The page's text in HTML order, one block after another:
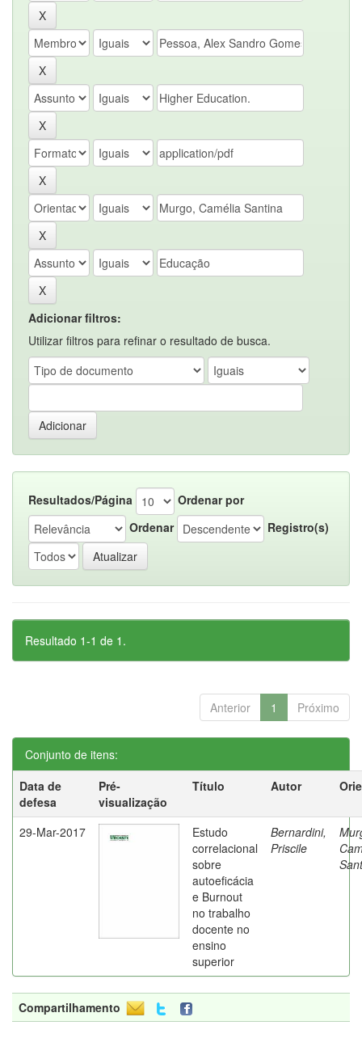
Adicionar filtros:
Utilizar filtros para refinar o resultado de busca.
Resultados/Página
Ordenar por
Ordenar
Registro(s)
Resultado 1-1 de 1.
Anterior 1 Próximo
Conjunto de itens:
Data de
defesa
Pré-
visualização
Título Autor
29-Mar-2017
Estudo
correlacional
sobre
autoeficácia
e Burnout
no trabalho
docente no
ensino
superior
Bernardini,
Priscile
Compartilhamento